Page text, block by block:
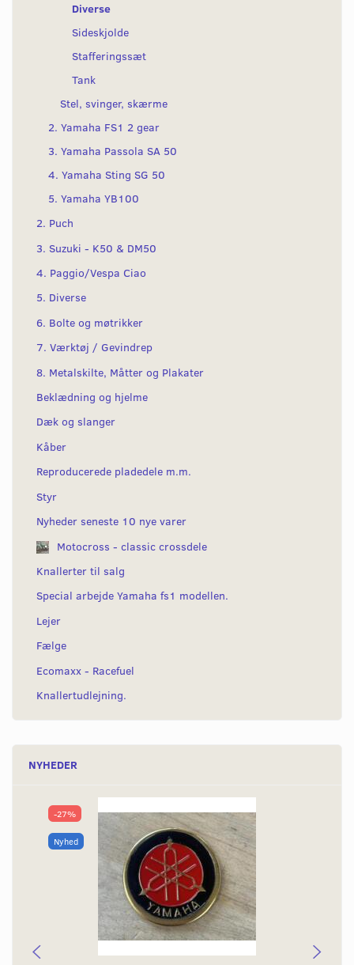
Diverse
Sideskjolde
Stafferingssæt
Tank
Stel, svinger, skærme
2. Yamaha FS1 2 gear
3. Yamaha Passola SA 50
4. Yamaha Sting SG 50
5. Yamaha YB100
2. Puch
3. Suzuki - K50 & DM50
4. Paggio/Vespa Ciao
5. Diverse
6. Bolte og møtrikker
7. Værktøj / Gevindrep
8. Metalskilte, Måtter og Plakater
Beklædning og hjelme
Dæk og slanger
Kåber
Reproducerede pladedele m.m.
Styr
Nyheder seneste 10 nye varer
Motocross - classic crossdele
Knallerter til salg
Special arbejde Yamaha fs1 modellen.
Lejer
Fælge
Ecomaxx - Racefuel
Knallertudlejning.
NYHEDER
-27%
Nyhed